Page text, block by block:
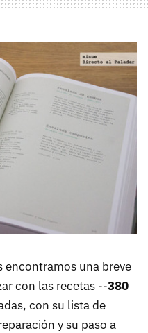
encontramos una breve
con las recetas --380
con su lista de
y su paso a